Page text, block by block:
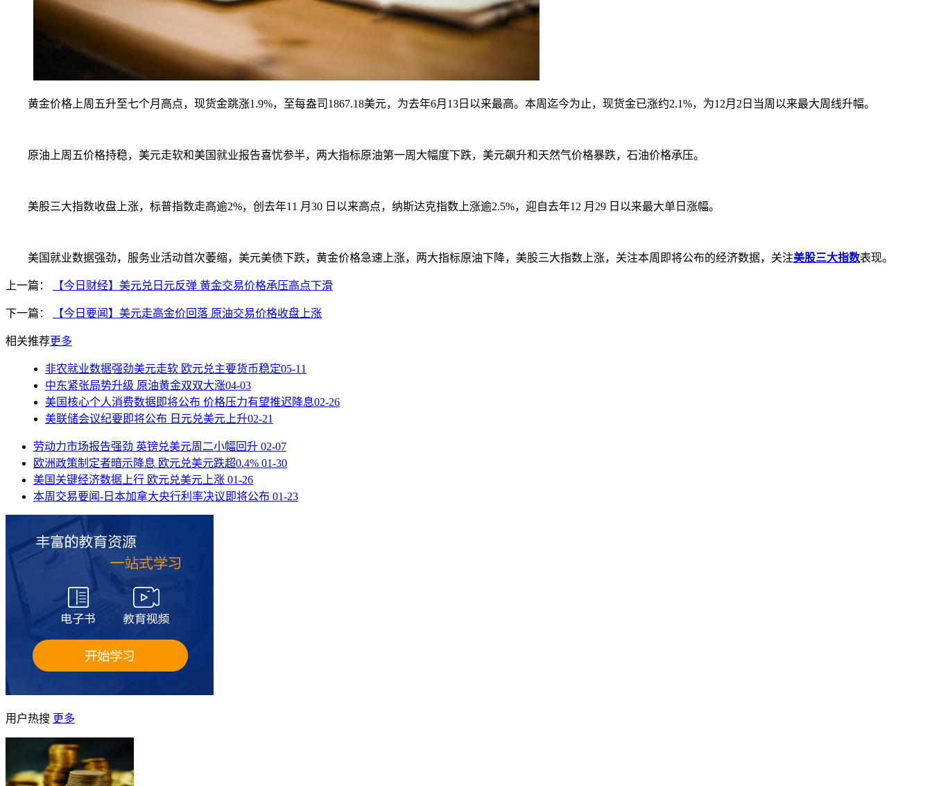
黄金价格上周五升至七个月高点，现货金跳涨1.9%，至每盎司1867.18美元，为去年6月13日以来最高。本周迄今为止，现货金已涨约2.1%，为12月2日当周以来最大周线升幅。
原油上周五价格持稳，美元走软和美国就业报告喜忧参半，两大指标原油第一周大幅度下跌，美元飙升和天然气价格暴跌，石油价格承压。
美股三大指数收盘上涨，标普指数走高逾2%，创去年11 月30 日以来高点，纳斯达克指数上涨逾2.5%，迎自去年12 月29 日以来最大单日涨幅。
美国就业数据强劲，服务业活动首次萎缩，美元美债下跌，黄金价格急速上涨，两大指标原油下降，美股三大指数上涨，关注本周即将公布的经济数据，关注美股三大指数表现。
上一篇： 【今日财经】美元兑日元反弹 黄金交易价格承压高点下滑
下一篇： 【今日要闻】美元走高金价回落 原油交易价格收盘上涨
相关推荐更多
非农就业数据强劲美元走软 欧元兑主要货币稳定05-11
中东紧张局势升级 原油黄金双双大涨04-03
美国核心个人消费数据即将公布 价格压力有望推迟降息02-26
美联储会议纪要即将公布 日元兑美元上升02-21
劳动力市场报告强劲 英镑兑美元周二小幅回升 02-07
欧洲政策制定者暗示降息 欧元兑美元跌超0.4% 01-30
美国关键经济数据上行 欧元兑美元上涨 01-26
本周交易要闻-日本加拿大央行利率决议即将公布 01-23
用户热搜 更多